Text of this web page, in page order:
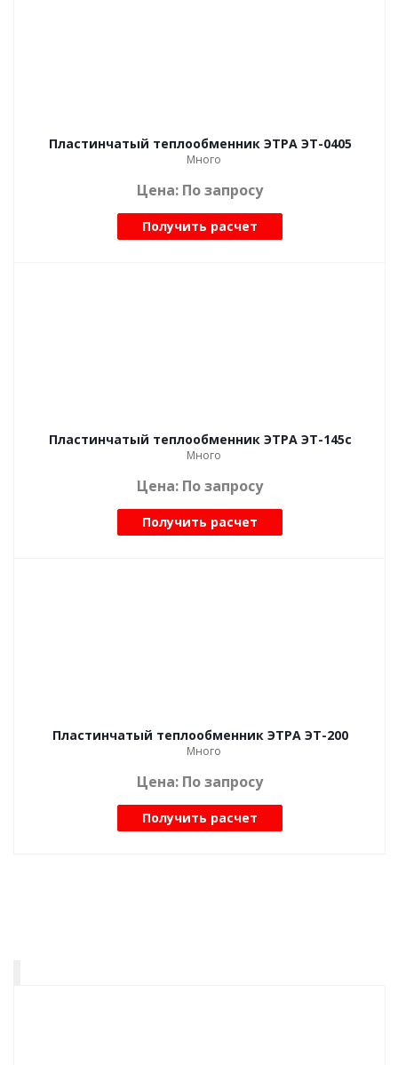
Пластинчатый теплообменник ЭТРА ЭТ-0405
Много
Цена: По запросу
Получить расчет
Пластинчатый теплообменник ЭТРА ЭТ-145с
Много
Цена: По запросу
Получить расчет
Пластинчатый теплообменник ЭТРА ЭТ-200
Много
Цена: По запросу
Получить расчет